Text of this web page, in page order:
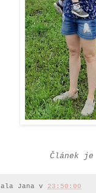
Článek je
Jana v 23:50:00